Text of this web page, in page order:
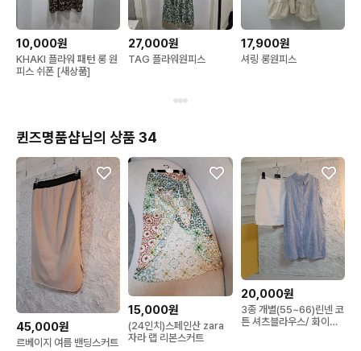
10,000원
KHAKI 플라워 패턴 롱 원
피스 쉬폰 [새상품]
27,000원
TAG 플라워원피스
17,900원
셔링 롱원피스
퀸즈명품샵님의 상품 34
45,000원
르베이지 여름 밴딩스커트
15,000원
(24인치)스페인산 zara
자라 랩 리본스커트
20,000원
3종 개별(55~66)린넨 코
튼 셔츠블라우스/ 화이트